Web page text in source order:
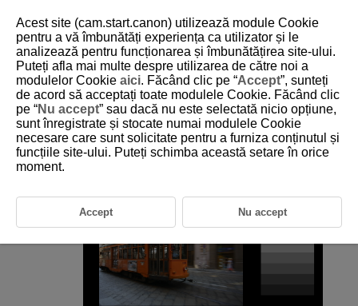
D388-217
Luminozitatea ecranului
Selectaţi [ :Luminozitate ecran] (
).
Realizaţi modificarea.
Acest site (cam.start.canon) utilizează module Cookie
pentru a vă îmbunătăți experiența ca utilizator și le
analizează pentru funcționarea și îmbunătățirea site-ului.
Puteți afla mai multe despre utilizarea de către noi a
modulelor Cookie aici. Făcând clic pe “Accept”, sunteți
de acord să acceptați toate modulele Cookie. Făcând clic
pe “Nu accept” sau dacă nu este selectată nicio opțiune,
sunt înregistrate și stocate numai modulele Cookie
necesare care sunt solicitate pentru a furniza conținutul și
funcțiile site-ului. Puteți schimba această setare în orice
moment.
Accept Nu accept